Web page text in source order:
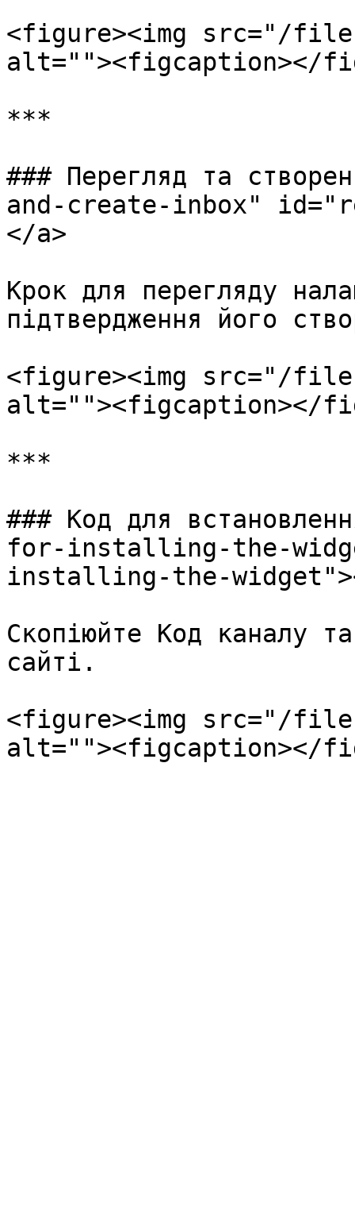
<figure><img src="/
alt=""><figcaption></
***
### Перегляд та
and-create-inbox"
</a>
Крок для перегляду
підтвердження його
<figure><img src="/files/
alt=""><figcaption></
***
### Код для
for-installing-the-
installing-the-
Скопіюйте Код каналу
сайті.
<figure><img src="/files/